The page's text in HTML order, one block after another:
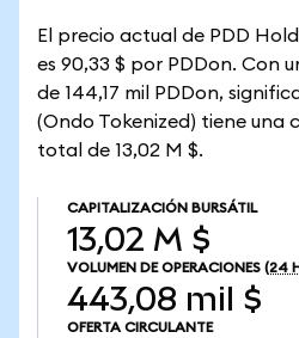
El precio actual de PDD
es 90,33 $ por PDDon. Con
de 144,17 mil PDDon,
(Ondo Tokenized) tiene una
total de 13,02 M $.
CAPITALIZACIÓN BURSÁTIL
13,02 M $
VOLUMEN DE OPERACIONES (24
443,08 mil $
OFERTA CIRCULANTE